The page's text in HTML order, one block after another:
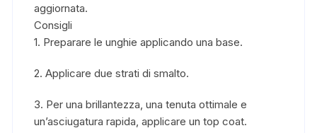
aggiornata.
Consigli
1. Preparare le unghie applicando una base.
2. Applicare due strati di smalto.
3. Per una brillantezza, una tenuta ottimale e
un’asciugatura rapida, applicare un top coat.